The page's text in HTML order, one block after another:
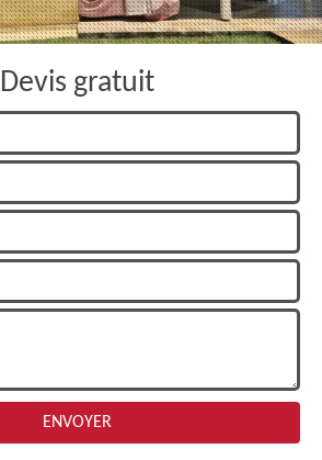
Devis gratuit